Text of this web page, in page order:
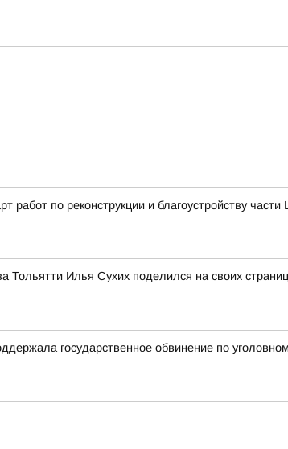
по реконструкции и благоустройству части
Тольятти Илья Сухих поделился на своих
государственное обвинение по